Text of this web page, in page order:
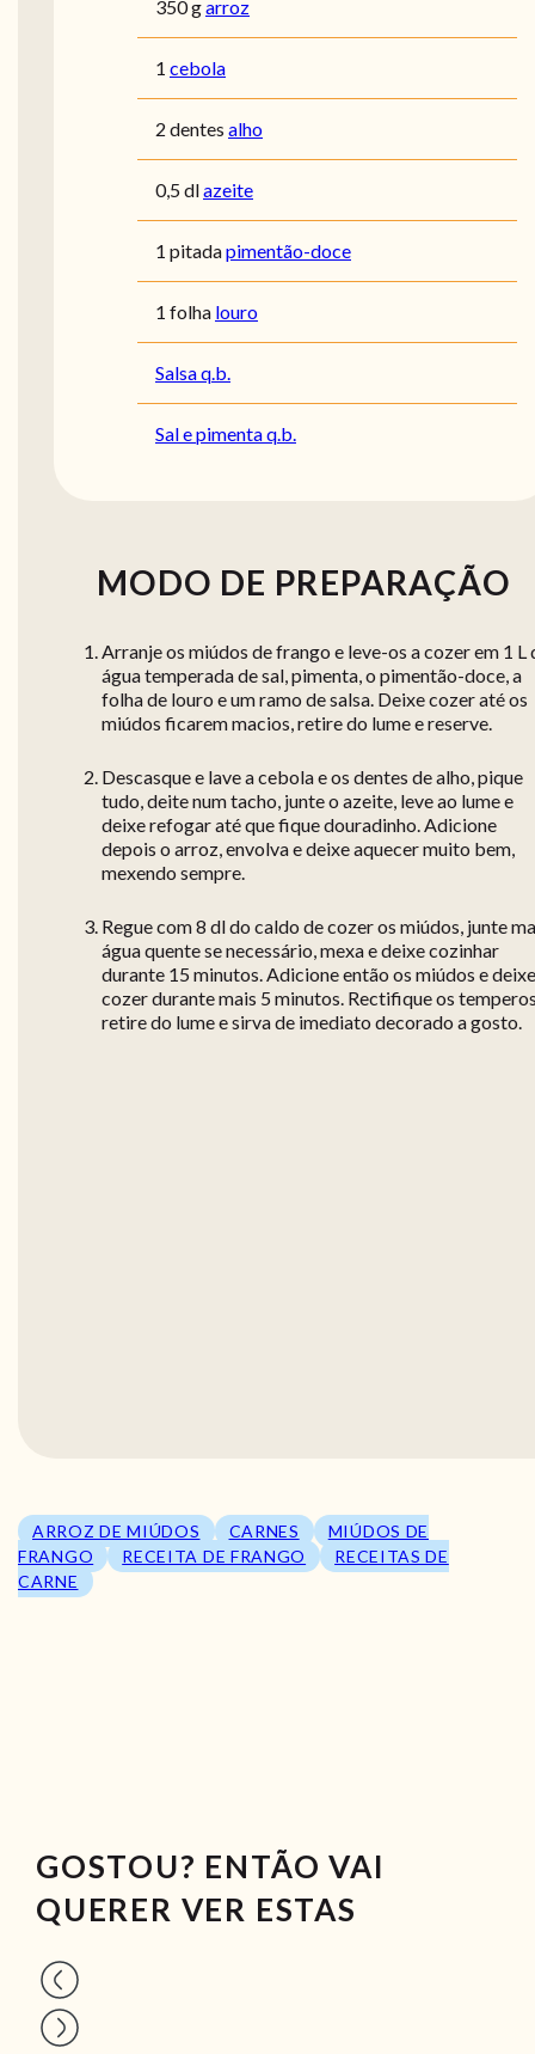
350 garroz
1 cebola
2 dentes alho
0,5 dlazeite
1 pitadapimentão-doce
1 folha louro
Salsa q.b.
Sal e pimenta q.b.
MODO DE PREPARAÇÃO
Arranje os miúdos de frango e leve-os a cozer em 1 L
água temperada de sal, pimenta, o pimentão-doce, a
folha de louro e um ramo de salsa. Deixe cozer até os
miúdos ficarem macios, retire do lume e reserve.
Descasque e lave a cebola e os dentes de alho, pique
tudo, deite num tacho, junte o azeite, leve ao lume e
deixe refogar até que fique douradinho. Adicione
depois o arroz, envolva e deixe aquecer muito bem,
mexendo sempre.
Regue com 8 dl do caldo de cozer os miúdos, junte
água quente se necessário, mexa e deixe cozinhar
durante 15 minutos. Adicione então os miúdos e deixe
cozer durante mais 5 minutos. Rectifique os
retire do lume e sirva de imediato decorado a gosto.
ARROZ DE MIÚDOS CARNES
MIÚDOS DE
FRANGO
RECEITA DE FRANGO
RECEITAS DE
CARNE
GOSTOU? ENTÃO VAI
QUERER VER ESTAS